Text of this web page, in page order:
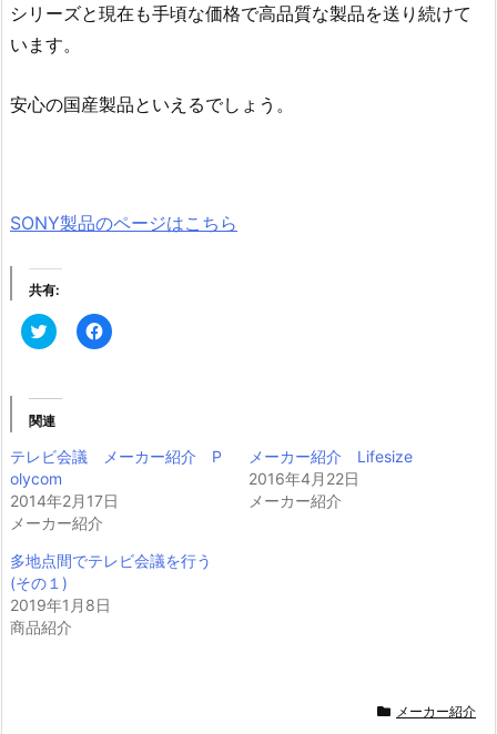
シリーズと現在も手頃な価格で高品質な製品を送り続けて
います。
安心の国産製品といえるでしょう。
SONY製品のページはこちら
共有:
ク
リ
て
T
w
t
t
e
r
共
(新
し
い
ウ
ィ
ン
F
a
共
る
リ
ッ
し
て
関連
テレビ会議 メーカー紹介 P
olycom
2014年2月17日
メーカー紹介
メーカー紹介 Lifesize
2016年4月22日
メーカー紹介
多地点間でテレビ会議を行う
(その１)
2019年1月8日
商品紹介
メーカー紹介